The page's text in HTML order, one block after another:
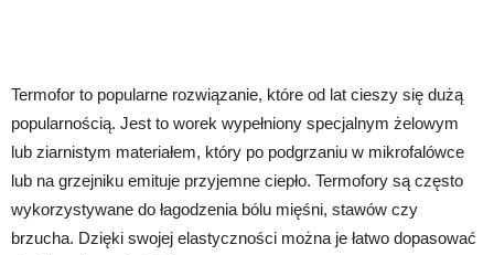
Termofor to popularne rozwiązanie, które od lat cieszy się dużą
popularnością. Jest to worek wypełniony specjalnym żelowym
lub ziarnistym materiałem, który po podgrzaniu w mikrofalówce
lub na grzejniku emituje przyjemne ciepło. Termofory są często
wykorzystywane do łagodzenia bólu mięśni, stawów czy
brzucha. Dzięki swojej elastyczności można je łatwo dopasować